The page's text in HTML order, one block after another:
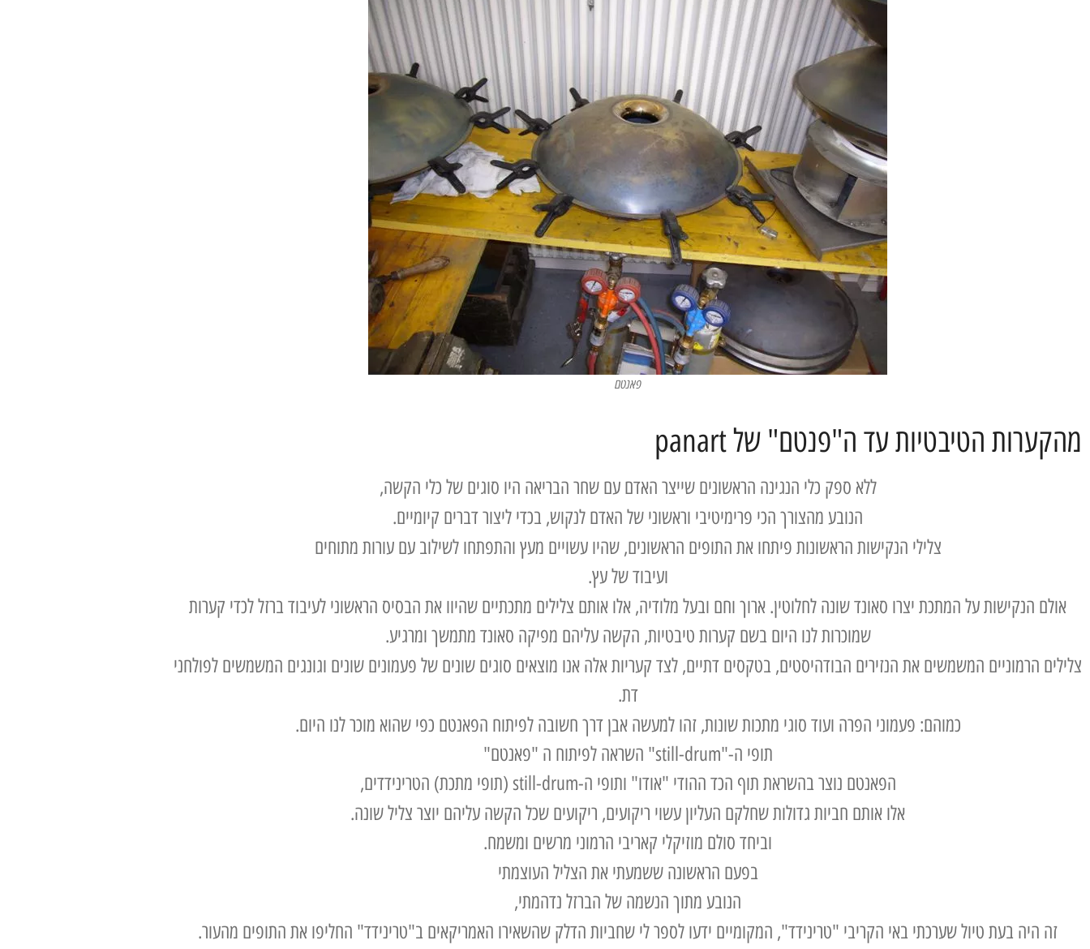
פאנטם
מהקערות הטיבטיות עד ה"פנטם" של panart
ללא ספק כלי הנגינה הראשונים שייצר האדם עם שחר הבריאה היו סוגים של כלי הקשה,
הנובע מהצורך הכי פרימיטיבי וראשוני של האדם לנקוש, בכדי ליצור דברים קיומיים.
צלילי הנקישות הראשונות פיתחו את התופים הראשונים, שהיו עשויים מעץ והתפתחו לשילוב עם עורות מתוחים
ועיבוד של עץ.
אולם הנקישות על המתכת יצרו סאונד שונה לחלוטין. ארוך וחם ובעל מלודיה, אלו אותם צלילים מתכתיים שהיוו את הבסיס הראשוני לעיבוד ברזל לכדי קערות
שמוכרות לנו היום בשם קערות טיבטיות, הקשה עליהם מפיקה סאונד מתמשך ומרגיע.
צלילים הרמוניים המשמשים את הנזירים הבודהיסטים, בטקסים דתיים, לצד קעריות אלה אנו מוצאים סוגים שונים של פעמונים שונים וגונגים המשמשים לפולחני
דת.
כמוהם: פעמוני הפרה ועוד סוגי מתכות שונות, זהו למעשה אבן דרך חשובה לפיתוח הפאנטם כפי שהוא מוכר לנו היום.
תופי ה-"still-drum" השראה לפיתוח ה "פאנטם"
הפאנטם נוצר בהשראת תוף הכד ההודי "אודו" ותופי ה-still-drum (תופי מתכת) הטרינידדים,
אלו אותם חביות גדולות שחלקם העליון עשוי ריקועים, ריקועים שכל הקשה עליהם יוצר צליל שונה.
וביחד סולם מוזיקלי קאריבי הרמוני מרשים ומשמח.
בפעם הראשונה ששמעתי את הצליל העוצמתי
הנובע מתוך הנשמה של הברזל נדהמתי,
זה היה בעת טיול שערכתי באי הקריבי "טרינידד", המקומיים ידעו לספר לי שחביות הדלק שהשאירו האמריקאים ב"טרינידד" החליפו את התופים מהעור.